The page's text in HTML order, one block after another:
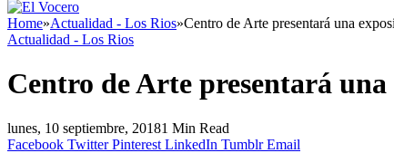
Home»Actualidad - Los Rios»Centro de Arte presentará una
Actualidad - Los Rios
Centro de Arte presentará
lunes, 10 septiembre, 20181 Min Read
Facebook Twitter Pinterest LinkedIn Tumblr Email